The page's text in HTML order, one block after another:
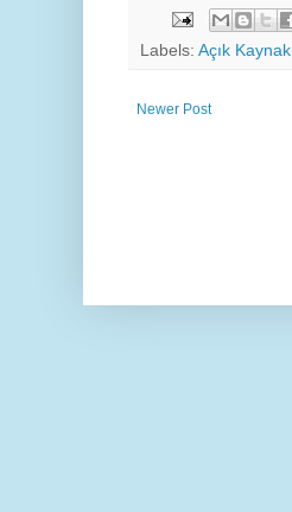
Labels: Açık Kaynak
Newer Post